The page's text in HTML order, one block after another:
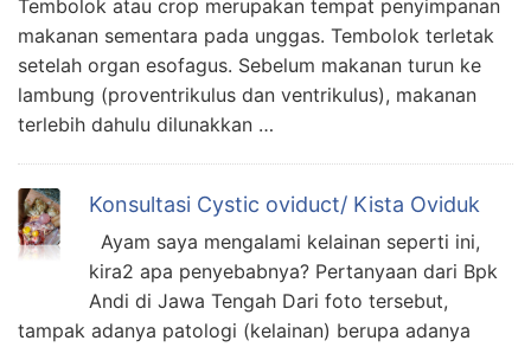
Tembolok atau crop merupakan tempat penyimpanan
makanan sementara pada unggas. Tembolok terletak
setelah organ esofagus. Sebelum makanan turun ke
lambung (proventrikulus dan ventrikulus), makanan
terlebih dahulu dilunakkan …
Konsultasi Cystic oviduct/ Kista Oviduk
Ayam saya mengalami kelainan seperti ini,
kira2 apa penyebabnya? Pertanyaan dari Bpk
Andi di Jawa Tengah Dari foto tersebut,
tampak adanya patologi (kelainan) berupa adanya